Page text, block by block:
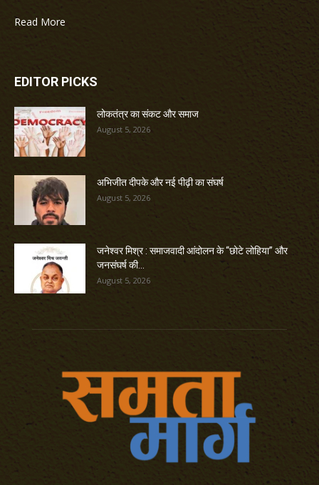
Read More
EDITOR PICKS
लोकतंत्र का संकट और समाज
August 5, 2026
अभिजीत दीपके और नई पीढ़ी का संघर्ष
August 5, 2026
जनेश्वर मिश्र : समाजवादी आंदोलन के “छोटे लोहिया” और
जनसंघर्ष की...
August 5, 2026